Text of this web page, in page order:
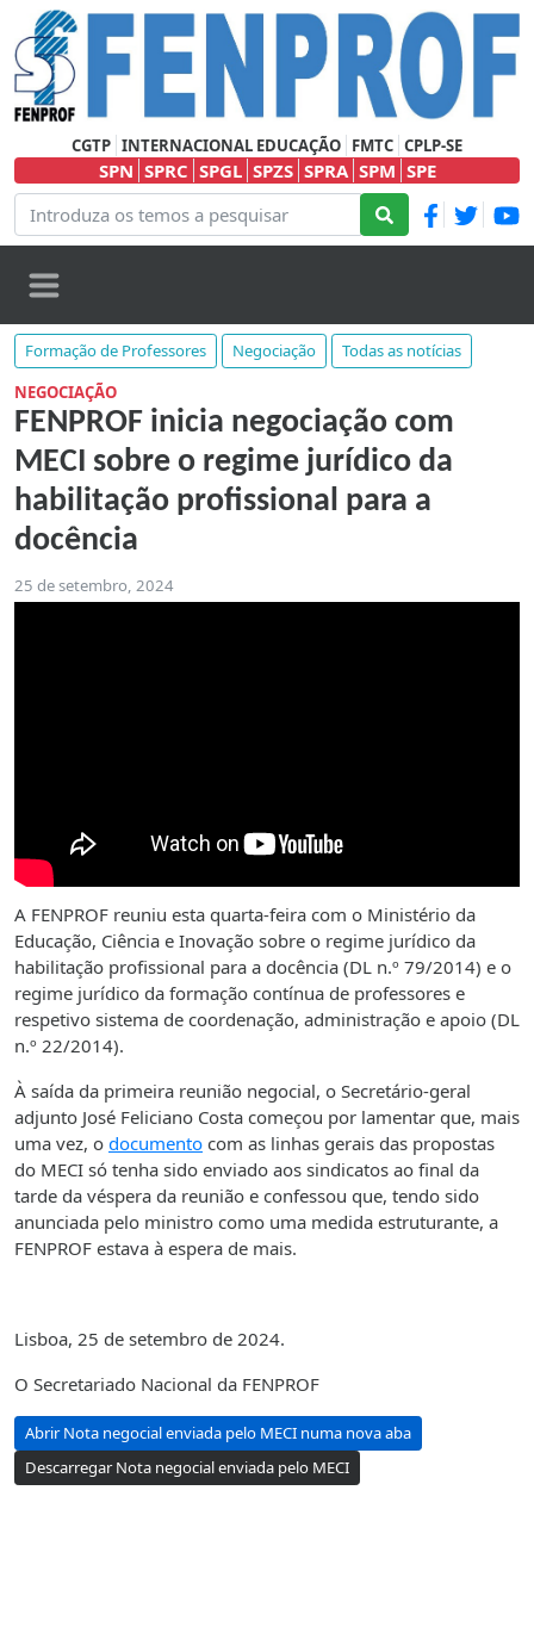
CGTP INTERNACIONAL EDUCAÇÃO FMTC CPLP-SE
SPN SPRC SPGL SPZS SPRA SPM SPE
Formação de Professores Negociação
Todas as notícias
NEGOCIAÇÃO
FENPROF inicia negociação com
MECI sobre o regime jurídico da
habilitação profissional para a
docência
25 de setembro, 2024
A FENPROF reuniu esta quarta-feira com o Ministério da
Educação, Ciência e Inovação sobre o regime jurídico da
habilitação profissional para a docência (DL n.º 79/2014) e o
regime jurídico da formação contínua de professores e
respetivo sistema de coordenação, administração e apoio (DL
n.º 22/2014).
À saída da primeira reunião negocial, o Secretário-geral
adjunto José Feliciano Costa começou por lamentar que, mais
uma vez, o documento com as linhas gerais das propostas
do MECI só tenha sido enviado aos sindicatos ao final da
tarde da véspera da reunião e confessou que, tendo sido
anunciada pelo ministro como uma medida estruturante, a
FENPROF estava à espera de mais.
Lisboa, 25 de setembro de 2024.
O Secretariado Nacional da FENPROF
Abrir Nota negocial enviada pelo MECI numa nova aba
Descarregar Nota negocial enviada pelo MECI